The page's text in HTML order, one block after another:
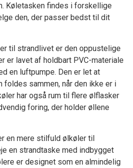
Køletasken findes i forskellige
den, der passer bedst til dit
til strandlivet er den oppustelige
er lavet af holdbart PVC-materiale
en luftpumpe. Den er let at
foldes sammen, når den ikke er i
har også rum til flere ølflasker
foring, der holder øllene
en mere stilfuld ølkøler til
en strandtaske med indbygget
er designet som en almindelig